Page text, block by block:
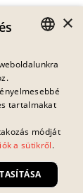
GERMAN
FRENCH
DANISH
HUNGARIAN
×
tartalmakat
módját
a sütikről.